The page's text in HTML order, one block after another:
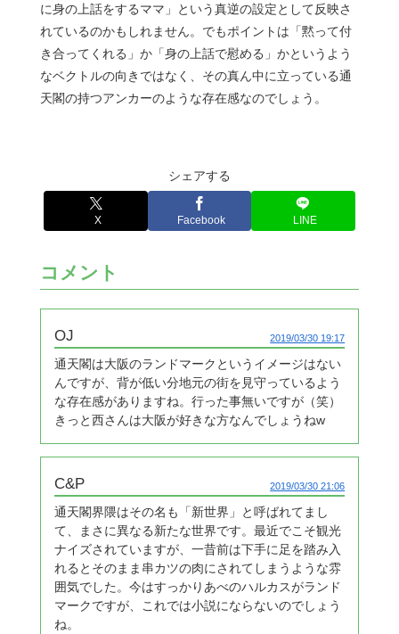
に身の上話をするママ」という真逆の設定として反映さ
れているのかもしれません。でもポイントは「黙って付
き合ってくれる」か「身の上話で慰める」かというよう
なベクトルの向きではなく、その真ん中に立っている通
天閣の持つアンカーのような存在感なのでしょう。
シェアする
X Facebook LINE
コメント
OJ 2019/03/30 19:17
通天閣は大阪のランドマークというイメージはない
んですが、背が低い分地元の街を見守っているよう
な存在感がありますね。行った事無いですが（笑）
きっと西さんは大阪が好きな方なんでしょうねw
C&P 2019/03/30 21:06
通天閣界隈はその名も「新世界」と呼ばれてまし
て、まさに異なる新たな世界です。最近でこそ観光
ナイズされていますが、一昔前は下手に足を踏み入
れるとそのまま串カツの肉にされてしまうような雰
囲気でした。今はすっかりあべのハルカスがランド
マークですが、これでは小説にならないのでしょう
ね。